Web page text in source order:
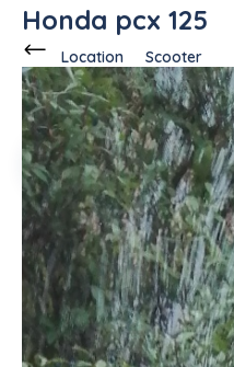
Honda pcx 125
Location Scooter
Ce voisinpropose en
Arnaud L.
-150kgqu'à l'achat
Description de l'annonce
Je vous propose mon
pour 1 journée, 1 week end